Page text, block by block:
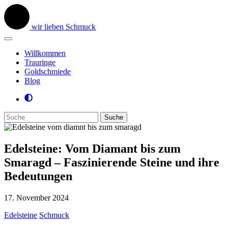
wir lieben Schmuck
Willkommen
Trauringe
Goldschmiede
Blog
Edelsteine: Vom Diamant bis zum
Smaragd – Faszinierende Steine und ihre
Bedeutungen
17. November 2024
Edelsteine Schmuck